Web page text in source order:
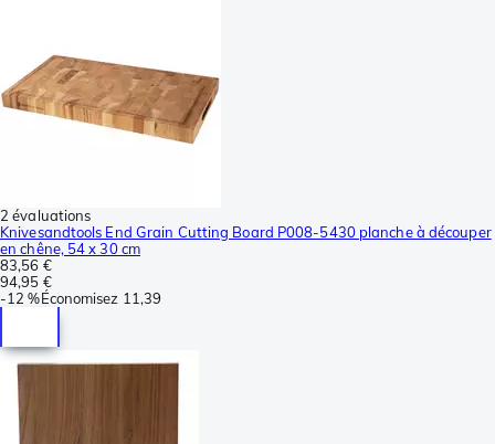
2 évaluations
Knivesandtools End Grain Cutting Board P008-5430 planche à découper
en chêne, 54 x 30 cm
83,56 €
94,95 €
-12 %Économisez 11,39